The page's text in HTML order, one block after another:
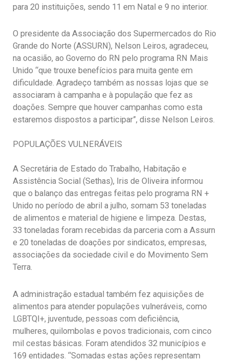
para 20 instituições, sendo 11 em Natal e 9 no interior.
O presidente da Associação dos Supermercados do Rio
Grande do Norte (ASSURN), Nelson Leiros, agradeceu,
na ocasião, ao Governo do RN pelo programa RN Mais
Unido “que trouxe benefícios para muita gente em
dificuldade. Agradeço também as nossas lojas que se
associaram à campanha e à população que fez as
doações. Sempre que houver campanhas como esta
estaremos dispostos a participar”, disse Nelson Leiros.
POPULAÇÕES VULNERÁVEIS
A Secretária de Estado do Trabalho, Habitação e
Assistência Social (Sethas), Iris de Oliveira informou
que o balanço das entregas feitas pelo programa RN +
Unido no período de abril a julho, somam 53 toneladas
de alimentos e material de higiene e limpeza. Destas,
33 toneladas foram recebidas da parceria com a Assurn
e 20 toneladas de doações por sindicatos, empresas,
associações da sociedade civil e do Movimento Sem
Terra.
A administração estadual também fez aquisições de
alimentos para atender populações vulneráveis, como
LGBTQI+, juventude, pessoas com deficiência,
mulheres, quilombolas e povos tradicionais, com cinco
mil cestas básicas. Foram atendidos 32 municípios e
169 entidades. “Somadas estas ações representam